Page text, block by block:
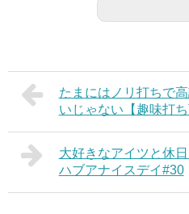
たまにはノリ打ちで
いじゃない【趣味打
大好きなアイツと休
ハブアナイスデイ#30